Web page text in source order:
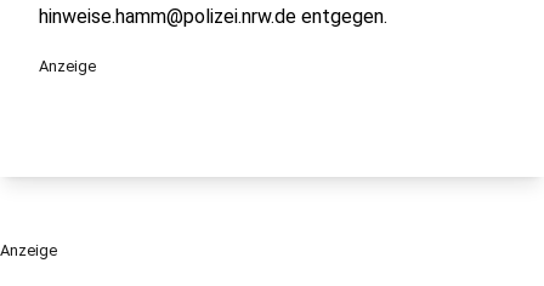
hinweise.hamm@polizei.nrw.de entgegen.
Anzeige
Anzeige